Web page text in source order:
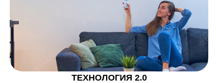
ТЕХНОЛОГИЯ 2.0